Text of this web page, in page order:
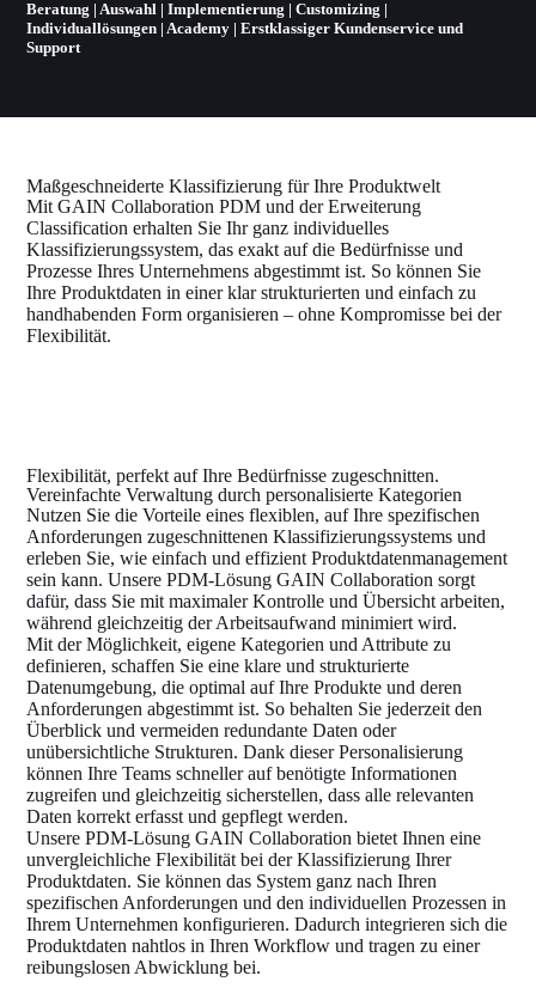
Beratung | Auswahl | Implementierung | Customizing |
Individuallösungen | Academy | Erstklassiger Kundenservice und
Support
Maßgeschneiderte Klassifizierung für Ihre Produktwelt
Mit GAIN Collaboration PDM und der Erweiterung
Classification erhalten Sie Ihr ganz individuelles
Klassifizierungssystem, das exakt auf die Bedürfnisse und
Prozesse Ihres Unternehmens abgestimmt ist. So können Sie
Ihre Produktdaten in einer klar strukturierten und einfach zu
handhabenden Form organisieren – ohne Kompromisse bei der
Flexibilität.
Flexibilität, perfekt auf Ihre Bedürfnisse zugeschnitten.
Vereinfachte Verwaltung durch personalisierte Kategorien
Nutzen Sie die Vorteile eines flexiblen, auf Ihre spezifischen
Anforderungen zugeschnittenen Klassifizierungssystems und
erleben Sie, wie einfach und effizient Produktdatenmanagement
sein kann. Unsere PDM-Lösung GAIN Collaboration sorgt
dafür, dass Sie mit maximaler Kontrolle und Übersicht arbeiten,
während gleichzeitig der Arbeitsaufwand minimiert wird.
Mit der Möglichkeit, eigene Kategorien und Attribute zu
definieren, schaffen Sie eine klare und strukturierte
Datenumgebung, die optimal auf Ihre Produkte und deren
Anforderungen abgestimmt ist. So behalten Sie jederzeit den
Überblick und vermeiden redundante Daten oder
unübersichtliche Strukturen. Dank dieser Personalisierung
können Ihre Teams schneller auf benötigte Informationen
zugreifen und gleichzeitig sicherstellen, dass alle relevanten
Daten korrekt erfasst und gepflegt werden.
Unsere PDM-Lösung GAIN Collaboration bietet Ihnen eine
unvergleichliche Flexibilität bei der Klassifizierung Ihrer
Produktdaten. Sie können das System ganz nach Ihren
spezifischen Anforderungen und den individuellen Prozessen in
Ihrem Unternehmen konfigurieren. Dadurch integrieren sich die
Produktdaten nahtlos in Ihren Workflow und tragen zu einer
reibungslosen Abwicklung bei.